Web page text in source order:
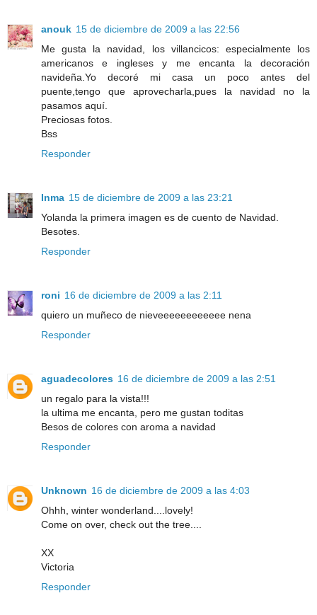
anouk 15 de diciembre de 2009 a las 22:56
Me gusta la navidad, los villancicos: especialmente los
americanos e ingleses y me encanta la decoración
navideña.Yo decoré mi casa un poco antes del
puente,tengo que aprovecharla,pues la navidad no la
pasamos aquí.
Preciosas fotos.
Bss
Responder
Inma 15 de diciembre de 2009 a las 23:21
Yolanda la primera imagen es de cuento de Navidad.
Besotes.
Responder
roni 16 de diciembre de 2009 a las 2:11
quiero un muñeco de nieveeeeeeeeeeee nena
Responder
aguadecolores 16 de diciembre de 2009 a las 2:51
un regalo para la vista!!!
la ultima me encanta, pero me gustan toditas
Besos de colores con aroma a navidad
Responder
Unknown 16 de diciembre de 2009 a las 4:03
Ohhh, winter wonderland....lovely!
Come on over, check out the tree....
XX
Victoria
Responder